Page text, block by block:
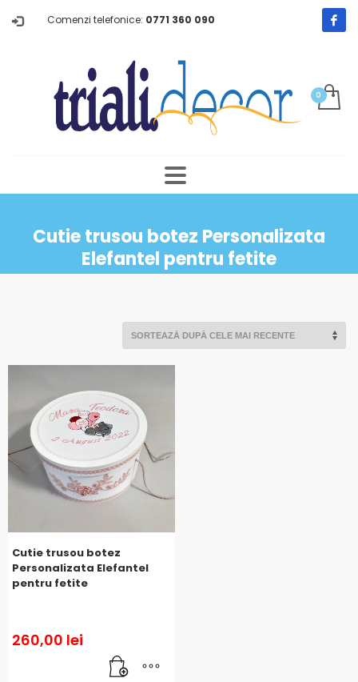
Comenzi telefonice: 0771 360 090
Cutie trusou botez Personalizata
Elefantel pentru fetite
Cutie trusou botez
Personalizata Elefantel
pentru fetite
260,00 lei